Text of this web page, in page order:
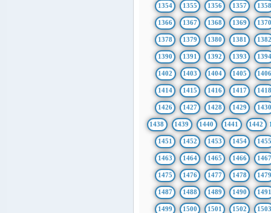
1354 1355 1356 1357 1358
1366 1367 1368 1369 1370
1378 1379 1380 1381 1382
1390 1391 1392 1393 1394
1402 1403 1404 1405
1414 1415 1416 1417 1418
1426 1427 1428 1429 1430
1438 1439 1440 1441 1442
1451 1452 1453 1454 1455
1463 1464 1465 1466 1467
1475 1476 1477 1478 1479
1487 1488 1489 1490 1491
1499 1500 1501 1502 1503